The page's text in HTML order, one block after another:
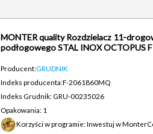
MONTER quality Rozdzielacz 11-
podłogowego STAL INOX OCTOPUS
Producent:GRUDNIK
Indeks producenta:F-2061860MQ
Indeks Grudnik: GRU-00235026
Opakowania: 1
Korzyści w programie: Inwestuj w